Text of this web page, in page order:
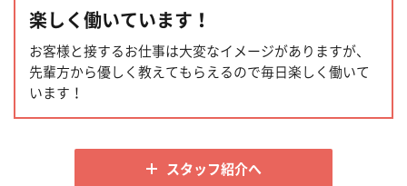
楽しく働いています！
お客様と接するお仕事は大変なイメージがありますが、
先輩方から優しく教えてもらえるので毎日楽しく働いて
います！
スタッフ紹介へ